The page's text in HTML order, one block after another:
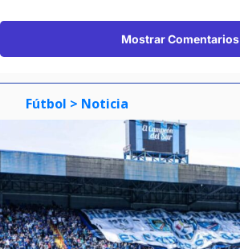
Mostrar Comentarios
Fútbol > Noticia